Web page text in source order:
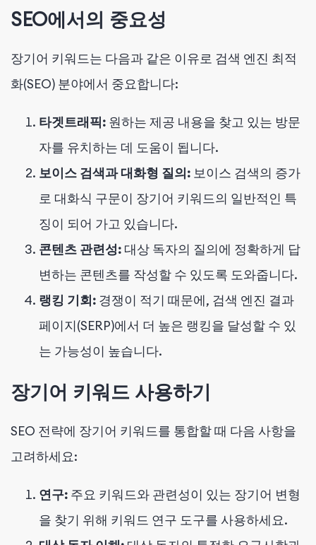
SEO에서의 중요성
장기어 키워드는 다음과 같은 이유로 검색 엔진 최적
화(SEO) 분야에서 중요합니다:
타겟트래픽: 원하는 제공 내용을 찾고 있는 방문
자를 유치하는 데 도움이 됩니다.
보이스 검색과 대화형 질의: 보이스 검색의 증가
로 대화식 구문이 장기어 키워드의 일반적인 특
징이 되어 가고 있습니다.
콘텐츠 관련성: 대상 독자의 질의에 정확하게 답
변하는 콘텐츠를 작성할 수 있도록 도와줍니다.
랭킹 기회: 경쟁이 적기 때문에, 검색 엔진 결과
페이지(SERP)에서 더 높은 랭킹을 달성할 수 있
는 가능성이 높습니다.
장기어 키워드 사용하기
SEO 전략에 장기어 키워드를 통합할 때 다음 사항을
고려하세요:
연구: 주요 키워드와 관련성이 있는 장기어 변형
을 찾기 위해 키워드 연구 도구를 사용하세요.